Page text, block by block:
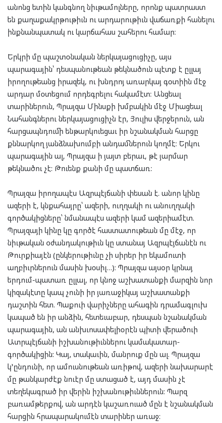
անոնց ետին կանգնող նիւթամոլները, որոնք պատրաստ
են քաղաքակրթութիւն ու արդարութիւն վաճառքի հանելու
ինքնանպատակ ու կարճահաս շահերու համար:
Երկրի մը պաշտօնական ներկայացուցիչը, այս
պարագային՝ դեսպանութեան թեկնածուն պէտք է ըլլայ
իրողութեանց իրազեկ, ու խնդրոյ առարկայ գօտիին մէջ
արդար մօտեցում որդեգրելու հակամէտ: Անցեալ
տարիներուն, Պրայզա Մինսքի խմբակին մէջ Միացեալ
Նահանգներու ներկայացուցիչն էր, Յուլիս վերջերուն, ան
հարցապնդումի ենթարկուեցաւ իր նշանակման հարցը
քննարկող յանձնախումբի անդամներուն կողմէ: Երկու
պարագային ալ, Պրայզա ի յայտ բերաւ, թէ յարմար
թեկնածու չէ: Թուենք քանի մը պատճառ:
Պրայզա իրողապէս Ազրպէյճանի փեսան է. անոր կինը
ազերի է, կնքահայրը՝ ազերի, ուղղակի ու անուղղակի
գործակիցները՝ նմանապէս ազերի կամ ազերիամէտ.
Պրայզայի կինը կը գործէ հաստատութեան մը մէջ, որ
նիւթական օժանդակութիւն կը ստանայ Ազրպէյճանէն ու
Թուրքիայէն (ընկերութիւնը չի սիրեր իր եկամուտի
աղբիւրներուն մասին խօսիլ…): Պրայզա այսօր կրնայ
երդում-պատառ ըլլալ, որ կնոջ աշխատանքի մարզին նոր
կիզակէտը կապ չունի իր յառաջիկայ աշխատանքի
դաշտին հետ. Պաքուի վարիչները ահագին դրամագլուխ
կապած են իր անձին, հետեւաբար, դեսպան նշանակման
պարագային, ան անխւոսափելիօրէն պիտի վերածուի
Ատրպէյճանի իշխանութիւններու կամակատար-
գործակիցին: Կայ, տակաւին, մանրուք մըն ալ. Պրայզա
կ’ընդունի, որ ամուսնութեան առիթով, ազերի նախարարէ
մը թանկարժէք նուէր մը ստացած է, այդ մասին չէ
տեղեկագրած իր վերին իշխանութիւններուն: Պարզ
բառամթերքով, ան արդէն կաշառուած մըն է նշանակման
հարցին հրապարակումէն տարիներ առաջ: